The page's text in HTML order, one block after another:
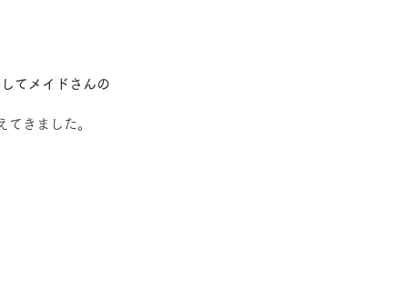
てメイドさんの
きました。